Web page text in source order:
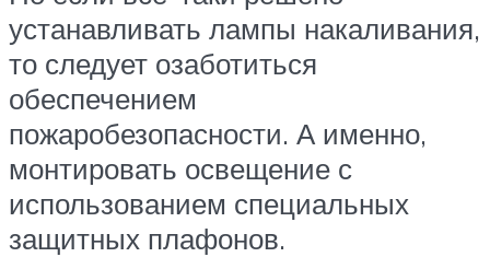
устанавливать лампы накаливания,
то следует озаботиться
обеспечением
пожаробезопасности. А именно,
монтировать освещение с
использованием специальных
защитных плафонов.